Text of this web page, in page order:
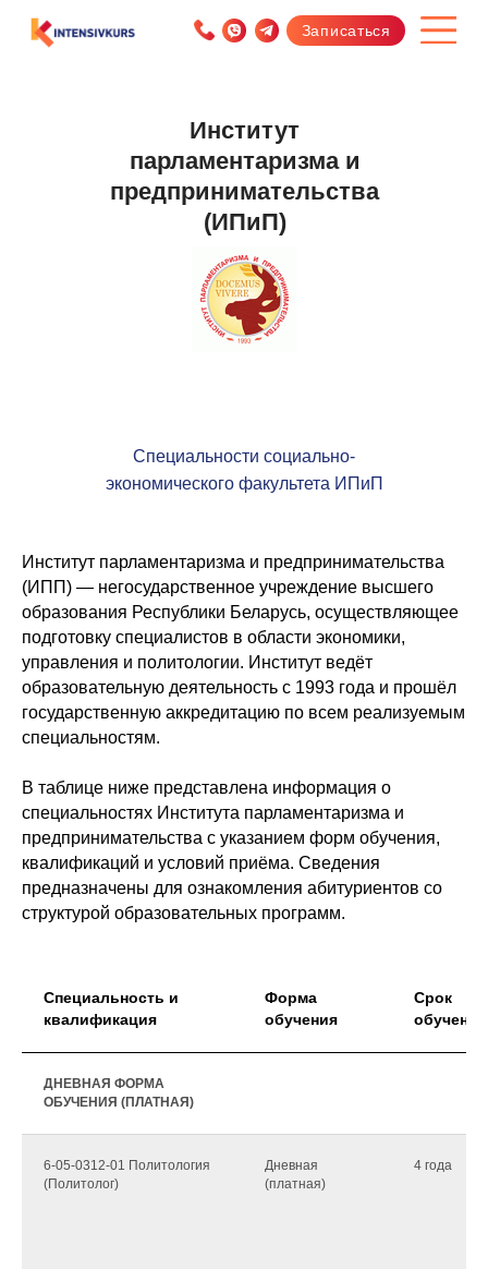
Записаться
Институт
парламентаризма и
предпринимательства
(ИПиП)
Специальности социально-
экономического факультета ИПиП
Институт парламентаризма и предпринимательства
(ИПП) — негосударственное учреждение высшего
образования Республики Беларусь, осуществляющее
подготовку специалистов в области экономики,
управления и политологии. Институт ведёт
образовательную деятельность с 1993 года и прошёл
государственную аккредитацию по всем реализуемым
специальностям.
В таблице ниже представлена информация о
специальностях Института парламентаризма и
предпринимательства с указанием форм обучения,
квалификаций и условий приёма. Сведения
предназначены для ознакомления абитуриентов со
структурой образовательных программ.
Специальность и
квалификация
Форма
обучения
Срок
обучения
ДНЕВНАЯ ФОРМА
ОБУЧЕНИЯ (ПЛАТНАЯ)
6-05-0312-01 Политология
(Политолог)
Дневная
(платная)
4 года